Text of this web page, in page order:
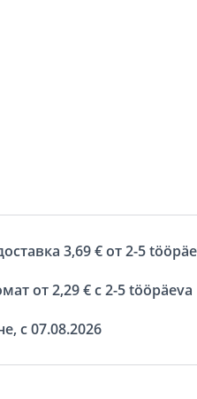
3,69 € от 2-5
от 2,29 € с 2-5 tööpäeva
с 07.08.2026